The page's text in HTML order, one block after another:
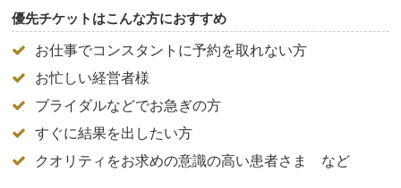
優先チケットはこんな方におすすめ
お仕事でコンスタントに予約を取れない方
お忙しい経営者様
ブライダルなどでお急ぎの方
すぐに結果を出したい方
クオリティをお求めの意識の高い患者さま など